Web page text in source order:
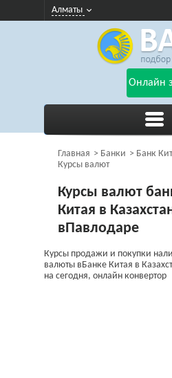
Алматы
Онлайн
Главная Банки
Банк
Курсы валют
Курсы валют
Китая в
вПавлодаре
Курсы продажи и покупки
валюты вБанке Китая в
на сегодня, онлайн конвертор